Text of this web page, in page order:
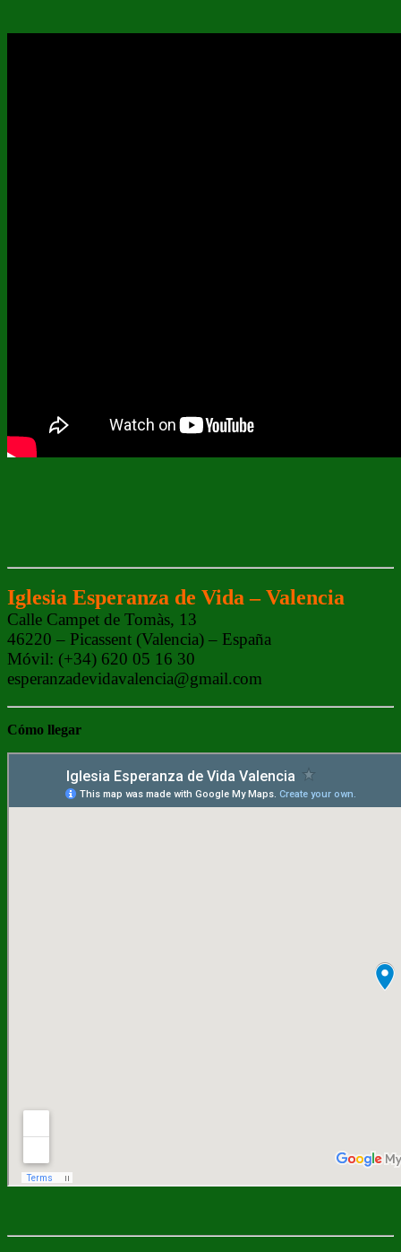
Iglesia Esperanza de Vida – Valencia
Calle Campet de Tomàs, 13
46220 – Picassent (Valencia) – España
Móvil: (+34) 620 05 16 30
esperanzadevidavalencia@gmail.com
Cómo llegar